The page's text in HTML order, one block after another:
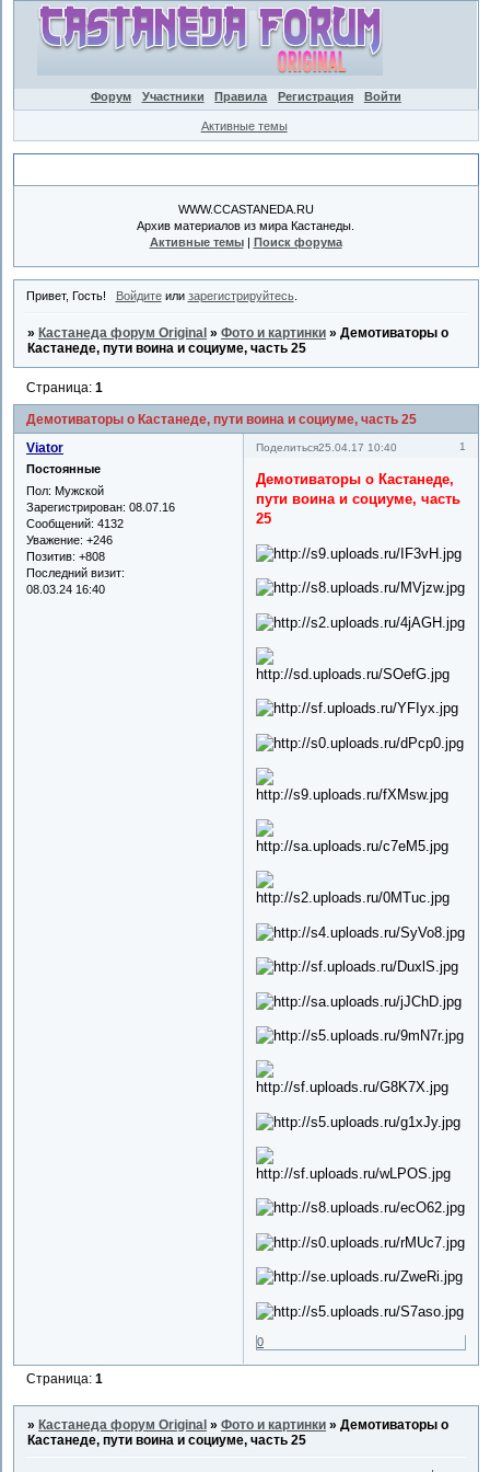
Форум Участники Правила Регистрация Войти
Активные темы
WWW.CCASTANEDA.RU
Архив материалов из мира Кастанеды.
Активные темы| Поиск форума
Привет, Гость! Войдитеили зарегистрируйтесь.
» Кастанеда форум Original »Фото и картинки »Демотиваторы о
Кастанеде, пути воина и социуме, часть 25
Демотиваторы о Кастанеде, пути воина и социуме, часть 25
Страница:1
Поделиться 1
25.04.17 10:40
Viator
Постоянные
Пол: Мужской
Зарегистрирован: 08.07.16
Сообщений: 4132
Уважение: +246
Позитив: +808
Последний визит:
08.03.24 16:40
Демотиваторы о Кастанеде,
пути воина и социуме, часть
25
0
Страница:1
»Кастанеда форум Original »Фото и картинки »Демотиваторы о
Кастанеде, пути воина и социуме, часть 25